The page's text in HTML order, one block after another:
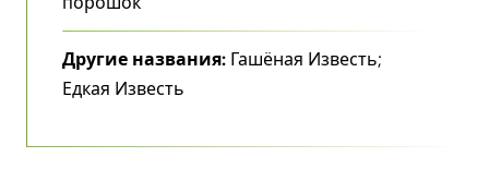
Другие названия: Гашёная Известь;
Едкая Известь